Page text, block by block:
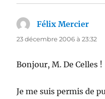
Félix Mercier
23 décembre 2006 à 23:32
Bonjour, M. De Celles !
Je me suis permis de